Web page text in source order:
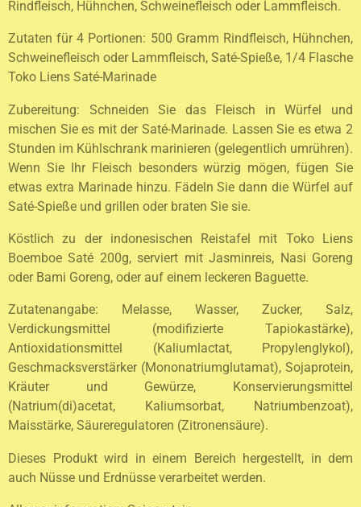
Rindfleisch, Hühnchen, Schweinefleisch oder Lammfleisch.
Zutaten für 4 Portionen: 500 Gramm Rindfleisch, Hühnchen,
Schweinefleisch oder Lammfleisch, Saté-Spieße, 1/4 Flasche
Toko Liens Saté-Marinade
Zubereitung: Schneiden Sie das Fleisch in Würfel und
mischen Sie es mit der Saté-Marinade. Lassen Sie es etwa 2
Stunden im Kühlschrank marinieren (gelegentlich umrühren).
Wenn Sie Ihr Fleisch besonders würzig mögen, fügen Sie
etwas extra Marinade hinzu. Fädeln Sie dann die Würfel auf
Saté-Spieße und grillen oder braten Sie sie.
Köstlich zu der indonesischen Reistafel mit Toko Liens
Boemboe Saté 200g, serviert mit Jasminreis, Nasi Goreng
oder Bami Goreng, oder auf einem leckeren Baguette.
Zutatenangabe: Melasse, Wasser, Zucker, Salz,
Verdickungsmittel (modifizierte Tapiokastärke),
Antioxidationsmittel (Kaliumlactat, Propylenglykol),
Geschmacksverstärker (Mononatriumglutamat), Sojaprotein,
Kräuter und Gewürze, Konservierungsmittel
(Natrium(di)acetat, Kaliumsorbat, Natriumbenzoat),
Maisstärke, Säureregulatoren (Zitronensäure).
Dieses Produkt wird in einem Bereich hergestellt, in dem
auch Nüsse und Erdnüsse verarbeitet werden.